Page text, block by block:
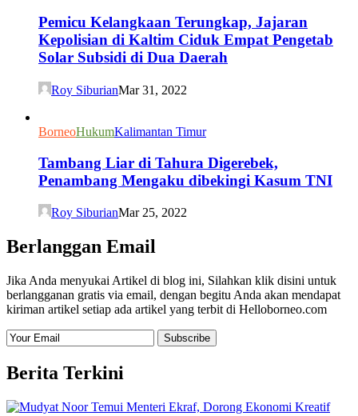
Pemicu Kelangkaan Terungkap, Jajaran
Kepolisian di Kaltim Ciduk Empat Pengetab
Solar Subsidi di Dua Daerah
Roy SiburianMar 31, 2022
BorneoHukumKalimantan Timur
Tambang Liar di Tahura Digerebek,
Penambang Mengaku dibekingi Kasum TNI
Roy SiburianMar 25, 2022
Berlanggan Email
Jika Anda menyukai Artikel di blog ini, Silahkan klik disini untuk
berlangganan gratis via email, dengan begitu Anda akan mendapat
kiriman artikel setiap ada artikel yang terbit di Helloborneo.com
Berita Terkini